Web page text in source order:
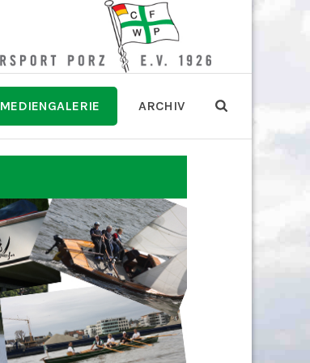
MEDIENGALERIE ARCHIV